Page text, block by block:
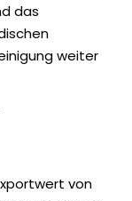
das
weiter
von